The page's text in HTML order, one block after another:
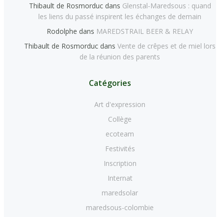
Thibault de Rosmorducdans Glenstal-Maredsous : quand
les liens du passé inspirent les échanges de demain
Rodolphe dans MAREDSTRAIL BEER & RELAY
Thibault de Rosmorduc dans Vente de crêpes et de miel lors
de la réunion des parents
Catégories
Art d'expression
Collège
ecoteam
Festivités
Inscription
Internat
maredsolar
maredsous-colombie